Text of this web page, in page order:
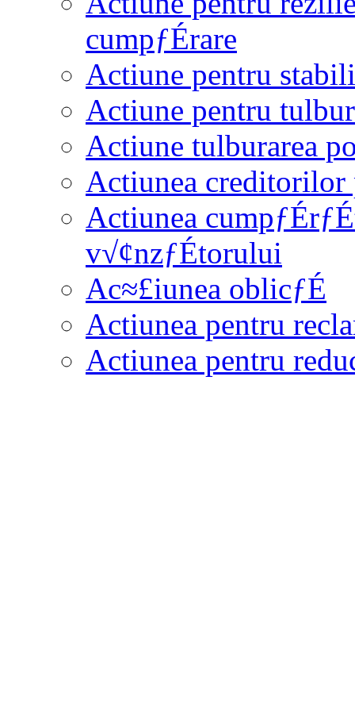
cumpƒÉrare
Actiune pentru
Actiune pentru
Actiune tulburarea
Actiunea creditorilor
Actiunea
v√¢nzƒÉtorului
Ac≈£iunea oblicƒÉ
Actiunea pentru
Actiunea pentru